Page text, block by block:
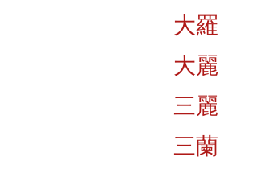
大羅
大麗
三麗
三蘭